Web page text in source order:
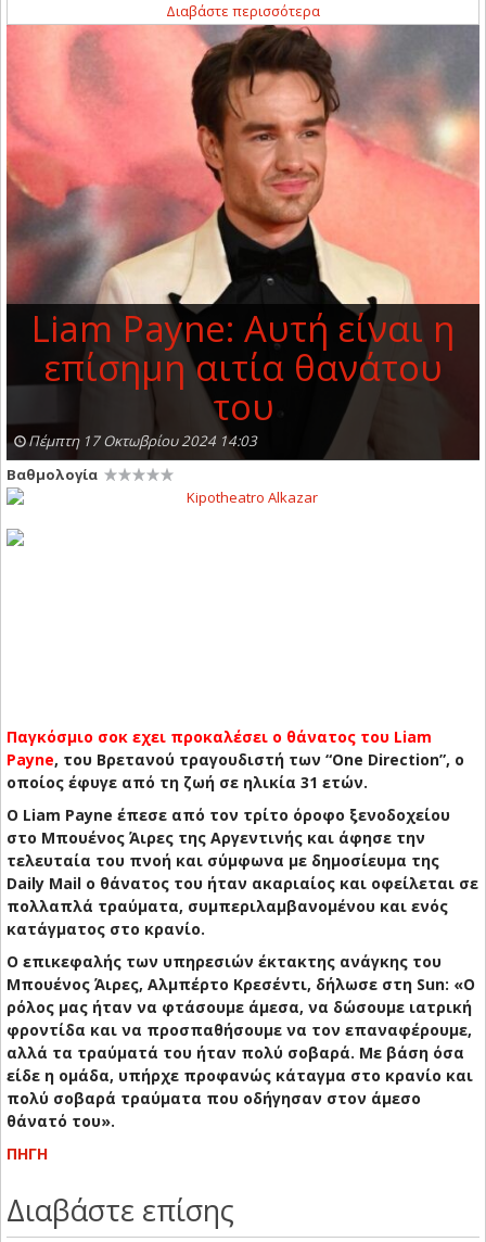
Διαβάστε περισσότερα
Liam Payne: Αυτή είναι η
επίσημη αιτία θανάτου
του
Πέμπτη 17 Οκτωβρίου 2024 14:03
Βαθμολογία
Παγκόσμιο σοκ εχει προκαλέσει ο θάνατος του Liam
Payne, του Βρετανού τραγουδιστή των “One Direction”, ο
οποίος έφυγε από τη ζωή σε ηλικία 31 ετών.
Ο Liam Payne έπεσε από τον τρίτο όροφο ξενοδοχείου
στο Μπουένος Άιρες της Αργεντινής και άφησε την
τελευταία του πνοή και σύμφωνα με δημοσίευμα της
Daily Mail ο θάνατος του ήταν ακαριαίος και οφείλεται σε
πολλαπλά τραύματα, συμπεριλαμβανομένου και ενός
κατάγματος στο κρανίο.
Ο επικεφαλής των υπηρεσιών έκτακτης ανάγκης του
Μπουένος Άιρες, Αλμπέρτο Κρεσέντι, δήλωσε στη Sun: «Ο
ρόλος μας ήταν να φτάσουμε άμεσα, να δώσουμε ιατρική
φροντίδα και να προσπαθήσουμε να τον επαναφέρουμε,
αλλά τα τραύματά του ήταν πολύ σοβαρά. Με βάση όσα
είδε η ομάδα, υπήρχε προφανώς κάταγμα στο κρανίο και
πολύ σοβαρά τραύματα που οδήγησαν στον άμεσο
θάνατό του».
ΠΗΓΗ
Διαβάστε επίσης